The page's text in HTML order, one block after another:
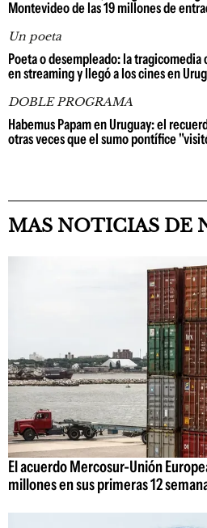
Montevideo de las 19 millones de
Un poeta
Poeta o desempleado: la
en streaming y llegó a los cines en
DOBLE PROGRAMA
Habemus Papam en Uruguay: el
otras veces que el sumo pontífice
MAS NOTICIAS DE
El acuerdo Mercosur-Unión
millones en sus primeras 12